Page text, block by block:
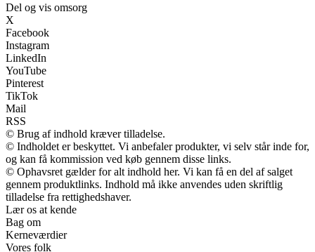
Del og vis omsorg
X
Facebook
Instagram
LinkedIn
YouTube
Pinterest
TikTok
Mail
RSS
© Brug af indhold kræver tilladelse.
© Indholdet er beskyttet. Vi anbefaler produkter, vi selv står inde for,
og kan få kommission ved køb gennem disse links.
© Ophavsret gælder for alt indhold her. Vi kan få en del af salget
gennem produktlinks. Indhold må ikke anvendes uden skriftlig
tilladelse fra rettighedshaver.
Lær os at kende
Bag om
Kerneværdier
Vores folk